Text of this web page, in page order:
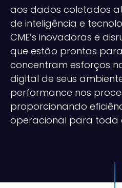
aos dados coletados
de inteligência e
CME’s inovadoras e
que estão prontas
concentram esforços
digital de seus
performance nos
proporcionando
operacional para toda